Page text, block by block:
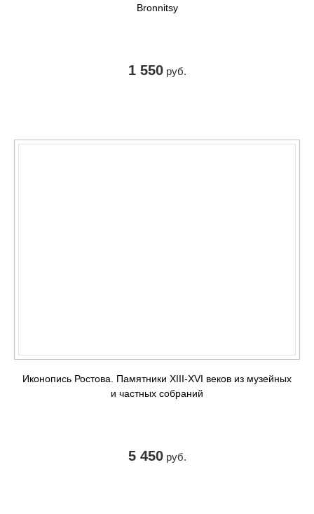
Bronnitsy
1 550руб.
Иконопись Ростова. Памятники XIII-XVI веков из музейных
и частных собраний
5 450руб.